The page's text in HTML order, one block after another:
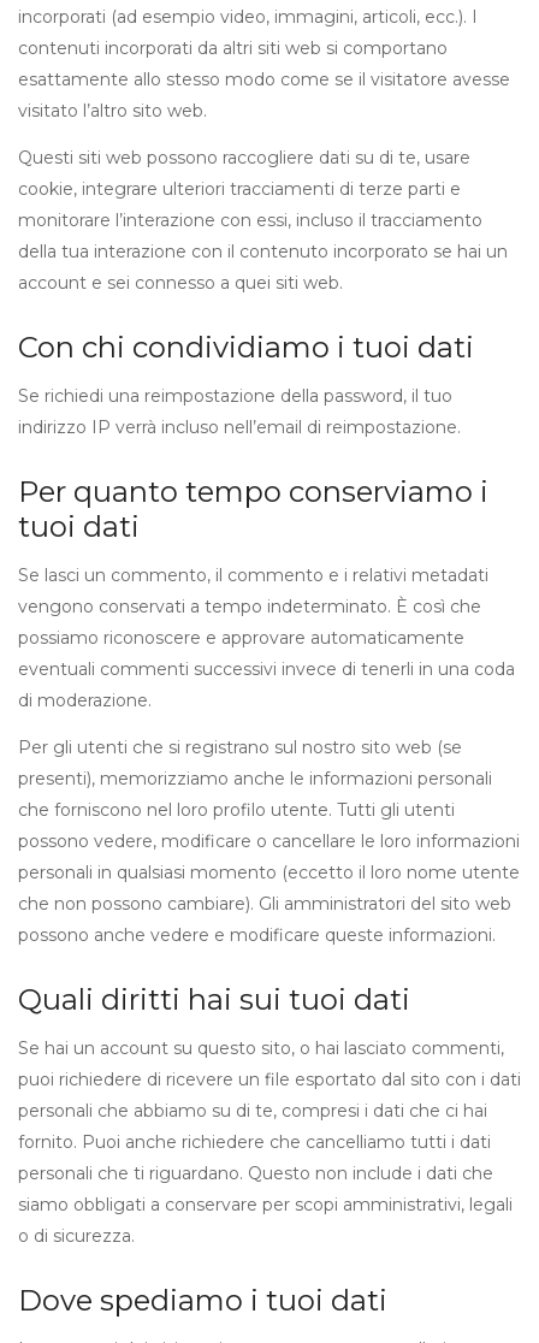
incorporati (ad esempio video, immagini, articoli, ecc.). I
contenuti incorporati da altri siti web si comportano
esattamente allo stesso modo come se il visitatore avesse
visitato l’altro sito web.
Questi siti web possono raccogliere dati su di te, usare
cookie, integrare ulteriori tracciamenti di terze parti e
monitorare l’interazione con essi, incluso il tracciamento
della tua interazione con il contenuto incorporato se hai un
account e sei connesso a quei siti web.
Con chi condividiamo i tuoi dati
Se richiedi una reimpostazione della password, il tuo
indirizzo IP verrà incluso nell’email di reimpostazione.
Per quanto tempo conserviamo i
tuoi dati
Se lasci un commento, il commento e i relativi metadati
vengono conservati a tempo indeterminato. È così che
possiamo riconoscere e approvare automaticamente
eventuali commenti successivi invece di tenerli in una coda
di moderazione.
Per gli utenti che si registrano sul nostro sito web (se
presenti), memorizziamo anche le informazioni personali
che forniscono nel loro profilo utente. Tutti gli utenti
possono vedere, modificare o cancellare le loro informazioni
personali in qualsiasi momento (eccetto il loro nome utente
che non possono cambiare). Gli amministratori del sito web
possono anche vedere e modificare queste informazioni.
Quali diritti hai sui tuoi dati
Se hai un account su questo sito, o hai lasciato commenti,
puoi richiedere di ricevere un file esportato dal sito con i dati
personali che abbiamo su di te, compresi i dati che ci hai
fornito. Puoi anche richiedere che cancelliamo tutti i dati
personali che ti riguardano. Questo non include i dati che
siamo obbligati a conservare per scopi amministrativi, legali
o di sicurezza.
Dove spediamo i tuoi dati